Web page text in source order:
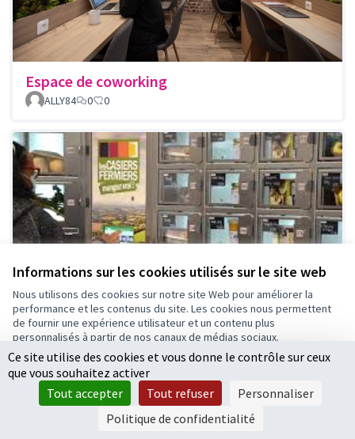
Informations sur les cookies utilisés sur le site web
Nous utilisons des cookies sur notre site Web pour améliorer la
performance et les contenus du site. Les cookies nous permettent
de fournir une expérience utilisateur et un contenu plus
personnalisés à partir de nos canaux de médias sociaux.
Tout accepter
Accepter seulement les cookies essentiels
Paramètres
Espace de coworking
ALLY84 0 0
Distributeurs à casiers automatiques de
produits locaux
ALLY84 3 0
Ce site utilise des cookies et vous donne le contrôle sur ceux
que vous souhaitez activer
Tout accepter
Tout refuser
Personnaliser
Politique de confidentialité